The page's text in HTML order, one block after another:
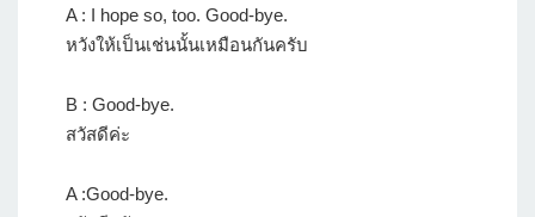
A : I hope so, too. Good-bye.
หวังให้เป็นเช่นนั้นเหมือนกันครับ
B : Good-bye.
สวัสดีค่ะ
A :Good-bye.